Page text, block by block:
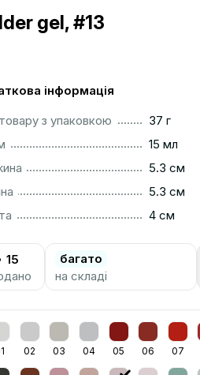
gel, #13
інформація
з упаковкою
37 г
15 мл
5.3 см
5.3 см
4 см
15
багато
на складі
02 03 04 05 06 07